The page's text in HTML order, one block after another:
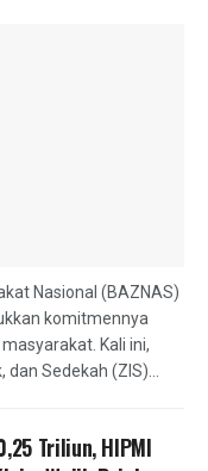
Nasional (BAZNAS)
komitmennya
Kali ini,
Sedekah (ZIS)...
Triliun, HIPMI